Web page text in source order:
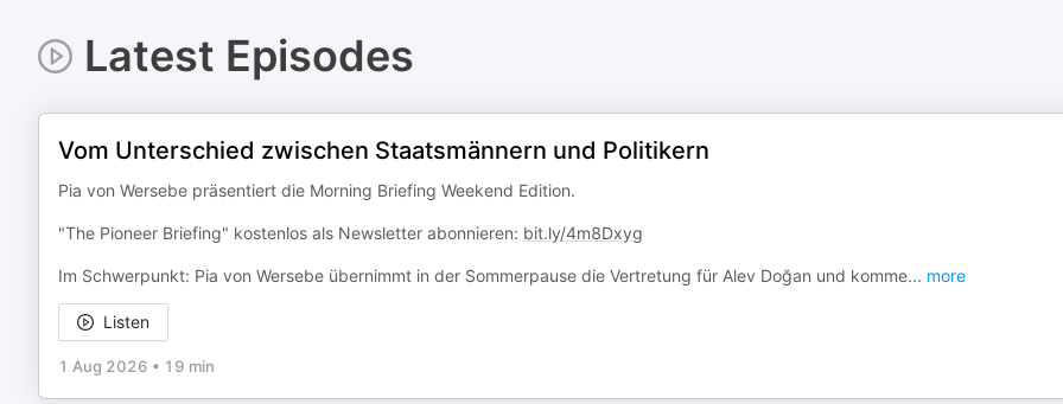
Latest Episodes
Vom Unterschied zwischen Staatsmännern und Politikern
Pia von Wersebe präsentiert die Morning Briefing Weekend Edition.
"The Pioneer Briefing" kostenlos als Newsletter abonnieren: bit.ly/4m8Dxyg
Im Schwerpunkt: Pia von Wersebe übernimmt in der Sommerpause die Vertretung für Alev Doğan und komme... more
Listen
1 Aug 2026 • 19 min